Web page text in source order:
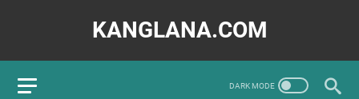
KANGLANA.COM